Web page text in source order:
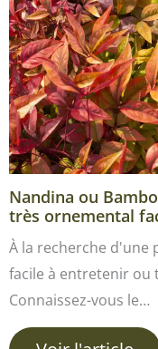
Nandina ou
très ornemental
À la recherche d'une
facile à entretenir ou
Connaissez-vous le…